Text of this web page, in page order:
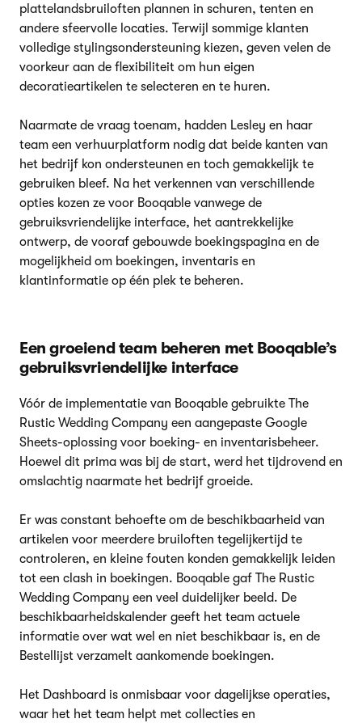
plattelandsbruiloften plannen in schuren, tenten en
andere sfeervolle locaties. Terwijl sommige klanten
volledige stylingsondersteuning kiezen, geven velen de
voorkeur aan de flexibiliteit om hun eigen
decoratieartikelen te selecteren en te huren.
Naarmate de vraag toenam, hadden Lesley en haar
team een verhuurplatform nodig dat beide kanten van
het bedrijf kon ondersteunen en toch gemakkelijk te
gebruiken bleef. Na het verkennen van verschillende
opties kozen ze voor Booqable vanwege de
gebruiksvriendelijke interface, het aantrekkelijke
ontwerp, de vooraf gebouwde boekingspagina en de
mogelijkheid om boekingen, inventaris en
klantinformatie op één plek te beheren.
Een groeiend team beheren met Booqable’s
gebruiksvriendelijke interface
Vóór de implementatie van Booqable gebruikte The
Rustic Wedding Company een aangepaste Google
Sheets-oplossing voor boeking- en inventarisbeheer.
Hoewel dit prima was bij de start, werd het tijdrovend en
omslachtig naarmate het bedrijf groeide.
Er was constant behoefte om de beschikbaarheid van
artikelen voor meerdere bruiloften tegelijkertijd te
controleren, en kleine fouten konden gemakkelijk leiden
tot een clash in boekingen. Booqable gaf The Rustic
Wedding Company een veel duidelijker beeld. De
beschikbaarheidskalender geeft het team actuele
informatie over wat wel en niet beschikbaar is, en de
Bestellijst verzamelt aankomende boekingen.
Het Dashboard is onmisbaar voor dagelijkse operaties,
waar het het team helpt met collecties en